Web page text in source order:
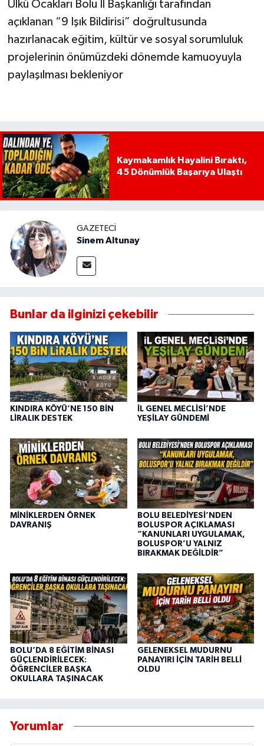
Ülkü Ocakları Bolu İl Başkanlığı tarafından
açıklanan “9 Işık Bildirisi” doğrultusunda
hazırlanacak eğitim, kültür ve sosyal sorumluluk
projelerinin önümüzdeki dönemde kamuoyuyla
paylaşılması bekleniyor
Kaymakamlık Hayalini Bıraktı,
45 Dönümlük Başarıya Ulaştı
GAZETECI
Sinem Altunay
Bunlar da ilginizi çekebilir
KINDIRA KÖYÜ’NE 150 BİN
LİRALIK DESTEK
İL GENEL MECLİSİ’NDE
YEŞİLAY GÜNDEMİ
MİNİKLERDEN ÖRNEK
DAVRANIŞ
BOLU BELEDİYESİ’NDEN
BOLUSPOR AÇIKLAMASI
“KANUNLARI UYGULAMAK,
BOLUSPOR’U YALNIZ
BIRAKMAK DEĞİLDİR”
BOLU’DA 8 EĞİTİM BİNASI
GÜÇLENDİRİLECEK:
ÖĞRENCİLER BAŞKA
OKULLARA TAŞINACAK
GELENEKSEL MUDURNU
PANAYIRI İÇİN TARİH BELLİ
OLDU
Yorumlar